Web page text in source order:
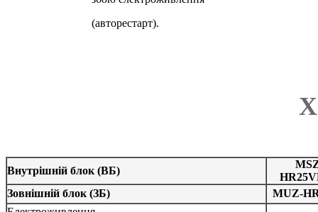
(авторестарт).
Внутрішній блок (ВБ)
Зовнішній блок (ЗБ)
MUZ-